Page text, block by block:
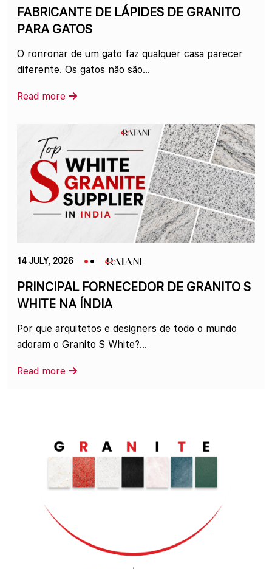
FABRICANTE DE LÁPIDES DE GRANITO
PARA GATOS
O ronronar de um gato faz qualquer casa parecer
diferente. Os gatos não são...
Read more
14 JULY, 2026
PRINCIPAL FORNECEDOR DE GRANITO S
WHITE NA ÍNDIA
Por que arquitetos e designers de todo o mundo
adoram o Granito S White?...
Read more